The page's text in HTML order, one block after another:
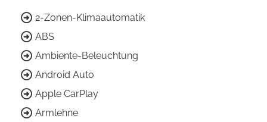
2-Zonen-Klimaautomatik
ABS
Ambiente-Beleuchtung
Android Auto
Apple CarPlay
Armlehne